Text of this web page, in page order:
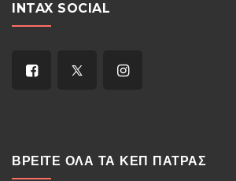
INTAX SOCIAL
ΒΡΕΙΤΕ ΟΛΑ ΤΑ ΚΕΠ ΠΑΤΡΑΣ